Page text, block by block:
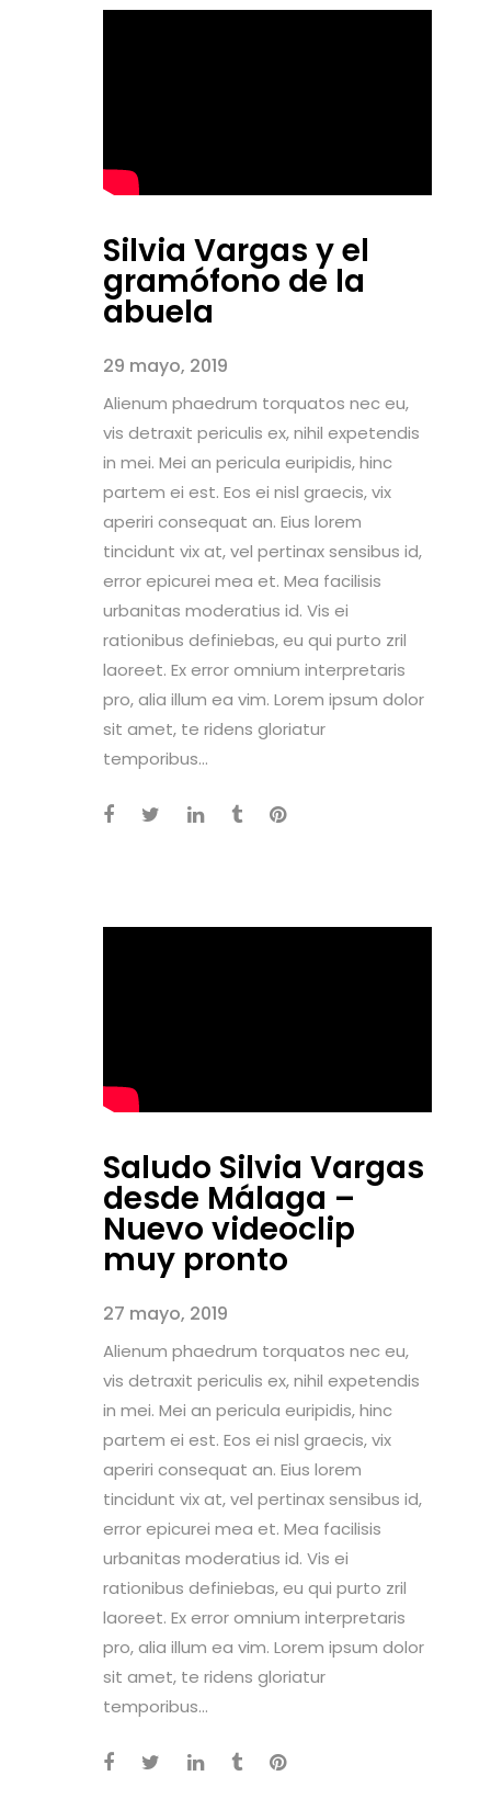
Silvia Vargas y el
gramófono de la
abuela
29 mayo, 2019
Alienum phaedrum torquatos nec eu,
vis detraxit periculis ex, nihil expetendis
in mei. Mei an pericula euripidis, hinc
partem ei est. Eos ei nisl graecis, vix
aperiri consequat an. Eius lorem
tincidunt vix at, vel pertinax sensibus id,
error epicurei mea et. Mea facilisis
urbanitas moderatius id. Vis ei
rationibus definiebas, eu qui purto zril
laoreet. Ex error omnium interpretaris
pro, alia illum ea vim. Lorem ipsum dolor
sit amet, te ridens gloriatur
temporibus...
Saludo Silvia Vargas
desde Málaga –
Nuevo videoclip
muy pronto
27 mayo, 2019
Alienum phaedrum torquatos nec eu,
vis detraxit periculis ex, nihil expetendis
in mei. Mei an pericula euripidis, hinc
partem ei est. Eos ei nisl graecis, vix
aperiri consequat an. Eius lorem
tincidunt vix at, vel pertinax sensibus id,
error epicurei mea et. Mea facilisis
urbanitas moderatius id. Vis ei
rationibus definiebas, eu qui purto zril
laoreet. Ex error omnium interpretaris
pro, alia illum ea vim. Lorem ipsum dolor
sit amet, te ridens gloriatur
temporibus...